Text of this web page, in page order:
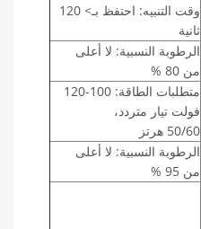
وقت التنبيه: احتفظ بـ> 120
ثانية
الرطوبة النسبية: لا أعلى
من 80 %
متطلبات الطاقة: 100-120
فولت تيار متردد،
50/60 هرتز
الرطوبة النسبية: لا أعلى
من 95 %